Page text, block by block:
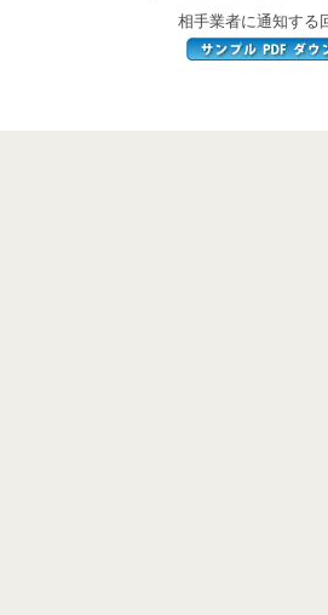
相手業者に通知する